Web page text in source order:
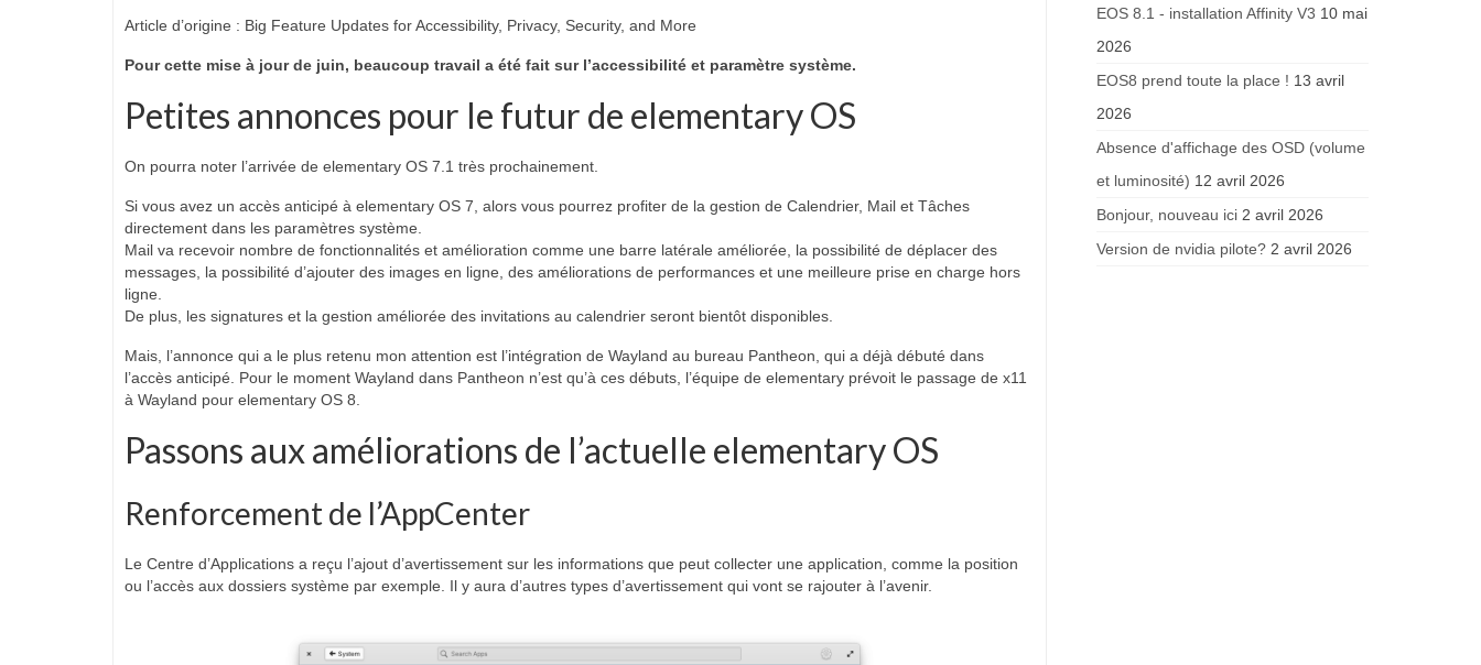
Article d’origine : Big Feature Updates for Accessibility, Privacy, Security, and More
Pour cette mise à jour de juin, beaucoup travail a été fait sur l’accessibilité et paramètre système.
Petites annonces pour le futur de elementary OS
On pourra noter l’arrivée de elementary OS 7.1 très prochainement.
Si vous avez un accès anticipé à elementary OS 7, alors vous pourrez profiter de la gestion de Calendrier, Mail et Tâches
directement dans les paramètres système.
Mail va recevoir nombre de fonctionnalités et amélioration comme une barre latérale améliorée, la possibilité de déplacer des
messages, la possibilité d’ajouter des images en ligne, des améliorations de performances et une meilleure prise en charge hors
ligne.
De plus, les signatures et la gestion améliorée des invitations au calendrier seront bientôt disponibles.
Mais, l’annonce qui a le plus retenu mon attention est l’intégration de Wayland au bureau Pantheon, qui a déjà débuté dans
l’accès anticipé. Pour le moment Wayland dans Pantheon n’est qu’à ces débuts, l’équipe de elementary prévoit le passage de x11
à Wayland pour elementary OS 8.
Passons aux améliorations de l’actuelle elementary OS
Renforcement de l’AppCenter
Le Centre d’Applications a reçu l’ajout d’avertissement sur les informations que peut collecter une application, comme la position
ou l’accès aux dossiers système par exemple. Il y aura d’autres types d’avertissement qui vont se rajouter à l’avenir.
EOS 8.1 - installation Affinity V3 10 mai
2026
EOS8 prend toute la place ! 13 avril
2026
Absence d'affichage des OSD (volume
et luminosité) 12 avril 2026
Bonjour, nouveau ici 2 avril 2026
Version de nvidia pilote? 2 avril 2026